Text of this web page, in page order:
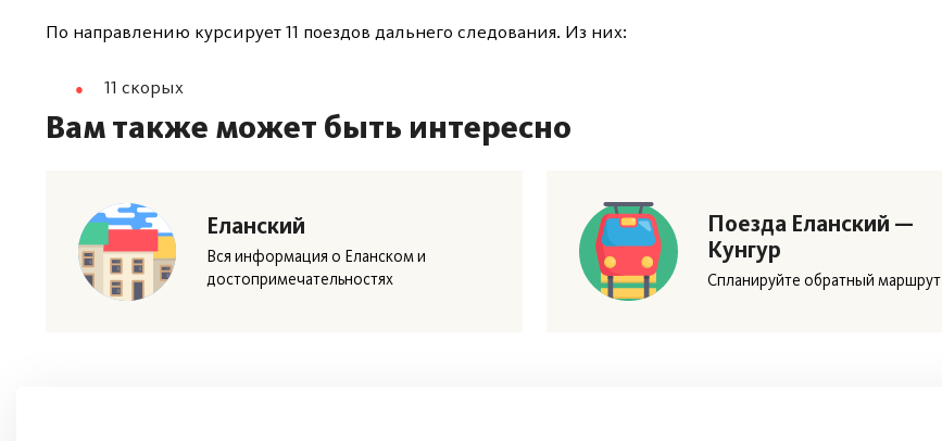
По направлению курсирует 11 поездов дальнего следования. Из них:
11 скорых
Вам также может быть интересно
Еланский
Вся информация о Еланском и
достопримечательностях
Поезда Еланский —
Кунгур
Спланируйте обратный маршрут